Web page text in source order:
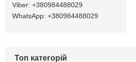
+380984488029
+380984488029
Топ категорій